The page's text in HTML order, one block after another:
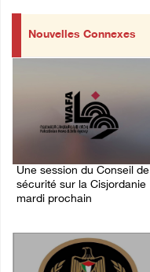
Nouvelles Connexes
Une session du Conseil de
sécurité sur la Cisjordanie
mardi prochain